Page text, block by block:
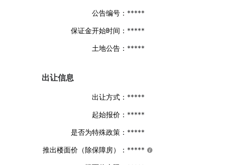
公告编号： *****
保证金开始时间： *****
土地公告： *****
出让信息
出让方式： *****
起始报价： *****
是否为特殊政策： *****
推出楼面价（除保障房）： *****